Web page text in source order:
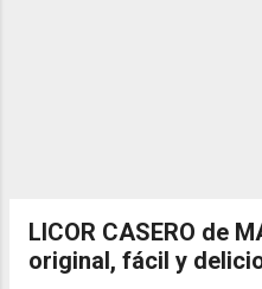
LICOR CASERO de
original, fácil y